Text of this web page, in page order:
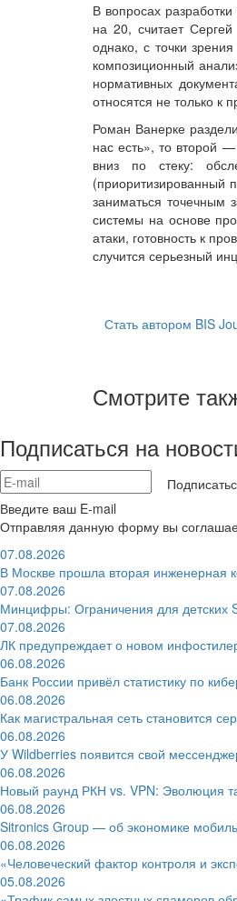
В вопросах
на 20, считает
однако, с точки
композиционный
нормативных
относятся не только к
Роман Ванерке
нас есть», то второй
вниз по стеку:
(приоритизированный
заниматься точечным
системы на основе
атаки, готовность к
случится серьезный
Стать автором BIS
Смотрите
Подписаться на
Введите ваш E-mail
Отправляя данную форму вы
07.08.2026
В Москве прошла вторая инженерная
07.08.2026
Минцифры: Ограничения для детских
07.08.2026
ЛК предупреждает о новом
06.08.2026
Банк России привёл статистику по
06.08.2026
Как магистральная сеть становится
06.08.2026
У Wildberries появится свой
06.08.2026
Новый раунд РКН vs. VPN: Эволюция
06.08.2026
Sitronics Group — об экономике
06.08.2026
«Человеческий фактор контроля и
05.08.2026